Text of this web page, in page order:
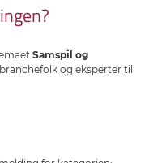
Samspil og
og eksperter til